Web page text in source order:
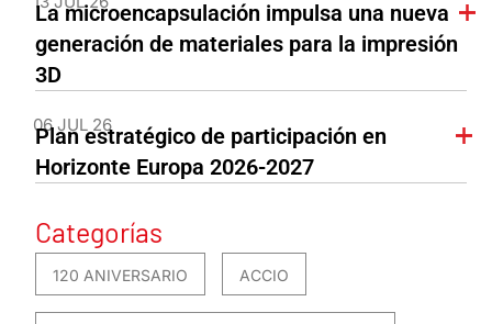
La microencapsulación impulsa una nueva
generación de materiales para la impresión
3D
06 JUL 26
Plan estratégico de participación en
Horizonte Europa 2026-2027
Categorías
120 ANIVERSARIO ACCIO